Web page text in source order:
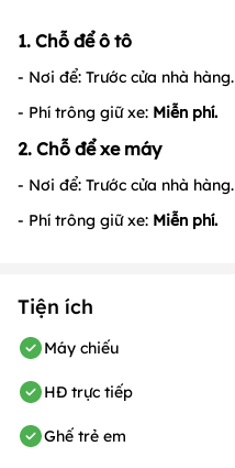
1. Chỗ để ô tô
- Nơi để: Trước cửa nhà hàng.
- Phí trông giữ xe: Miễn phí.
2. Chỗ để xe máy
- Nơi để: Trước cửa nhà hàng.
- Phí trông giữ xe: Miễn phí.
Tiện ích
Máy chiếu
HĐ trực tiếp
Ghế trẻ em